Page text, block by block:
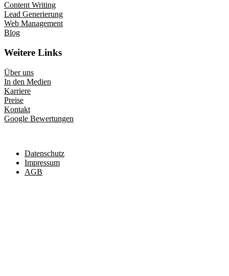
Content Writing
Lead Generierung
Web Management
Blog
Weitere Links
Über uns
In den Medien
Karriere
Preise
Kontakt
Google Bewertungen
Datenschutz
Impressum
AGB